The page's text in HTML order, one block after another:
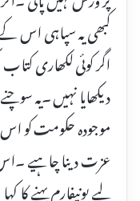
کبھی یہ سپاہی اس
اگر کوئی لکھاری
دیکھایا نہیں ۔یہ
موجودہ حکومت کو
عزت دینا چاہیے
لیے یونیفارم پہنے